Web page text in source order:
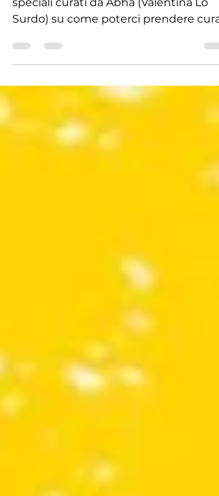
Brincivalli
speciali curati da Abha (Valentina Lo
Surdo) su come poterci prendere cura
di noi al meglio nei giorni...